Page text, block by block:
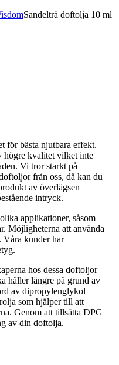
Sandelträ doftolja 10 ml
för bästa njutbara effekt.
högre kvalitet vilket inte
Vi tror starkt på
från oss, då kan du
av överlägsen
intryck.
applikationer, såsom
Möjligheterna att använda
Våra kunder har
hos dessa doftoljor
håller längre på grund av
av dipropylenglykol
som hjälper till att
Genom att tillsätta DPG
av din doftolja.